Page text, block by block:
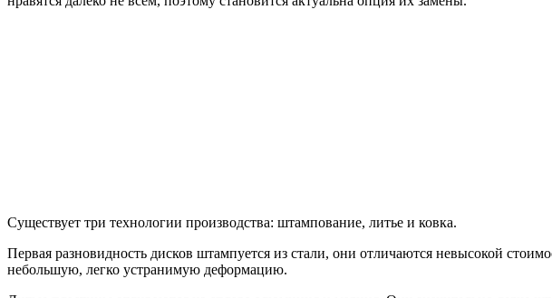
Существует три технологии производства: штампование, литье и ковка.
Первая разновидность дисков штампуется из стали, они отличаются невысокой
небольшую, легко устранимую деформацию.